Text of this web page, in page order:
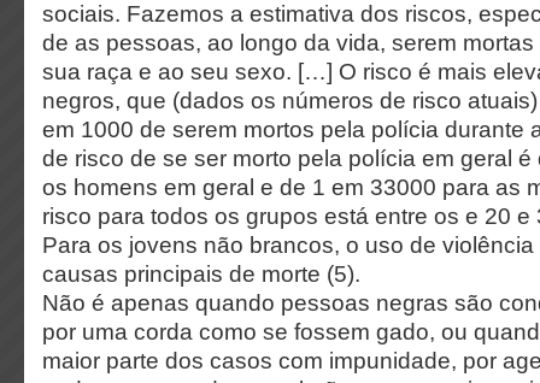
sociais. Fazemos a estimativa dos riscos,
de as pessoas, ao longo da vida, serem
sua raça e ao seu sexo. […] O risco é mais
negros, que (dados os números de risco
em 1000 de serem mortos pela polícia durante
de risco de se ser morto pela polícia em geral
os homens em geral e de 1 em 33000 para as
risco para todos os grupos está entre os e 20 e
Para os jovens não brancos, o uso de
causas principais de morte (5).
Não é apenas quando pessoas negras são
por uma corda como se fossem gado, ou
maior parte dos casos com impunidade, por